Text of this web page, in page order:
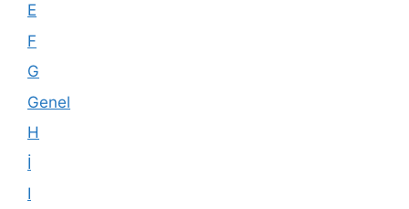
E
F
G
Genel
H
İ
I